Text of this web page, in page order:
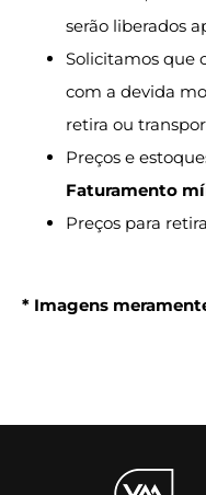
serão liberados
Solicitamos que
com a devida
retira ou
Preços e
Faturamento
Preços para
* Imagens